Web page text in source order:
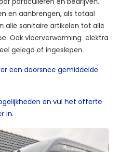
en aanbrengen, als totaal
alle sanitaire artikelen tot alle
Ook vloerverwarming elektra
gelegd of ingeslepen.
een doorsnee gemiddelde
en vul het offerte
in.